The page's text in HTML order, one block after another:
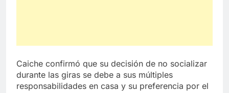
Caiche confirmó que su decisión de no socializar
durante las giras se debe a sus múltiples
responsabilidades en casa y su preferencia por el